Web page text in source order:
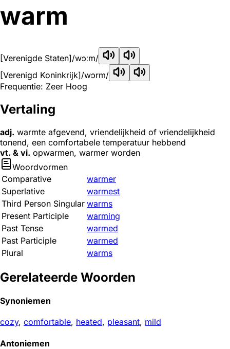
warm
[Verenigde Staten]/wɔːm/
[Verenigd Koninkrijk]/wɔrm/
Frequentie: Zeer Hoog
Vertaling
adj. warmte afgevend, vriendelijkheid of vriendelijkheid
tonend, een comfortabele temperatuur hebbend
vt. & vi. opwarmen, warmer worden
Woordvormen
Comparative
warmer
Superlative
warmest
Third Person Singular warms
Present Participle
warming
Past Tense
warmed
Past Participle
warmed
Plural
warms
Gerelateerde Woorden
Synoniemen
cozy, comfortable, heated, pleasant, mild
Antoniemen